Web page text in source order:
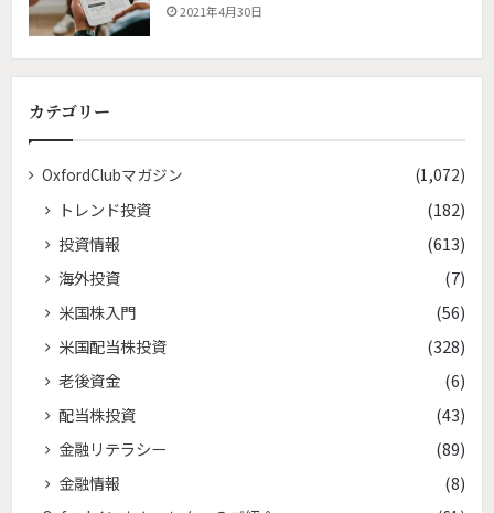
2021年4月30日
カテゴリー
OxfordClubマガジン (1,072)
トレンド投資
(182)
投資情報
(613)
海外投資
(7)
米国株入門
(56)
米国配当株投資
(328)
老後資金
(6)
配当株投資
(43)
金融リテラシー
(89)
金融情報
(8)